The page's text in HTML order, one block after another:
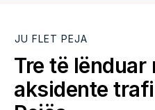
JU FLET PEJA
Tre të lënduar
aksidente